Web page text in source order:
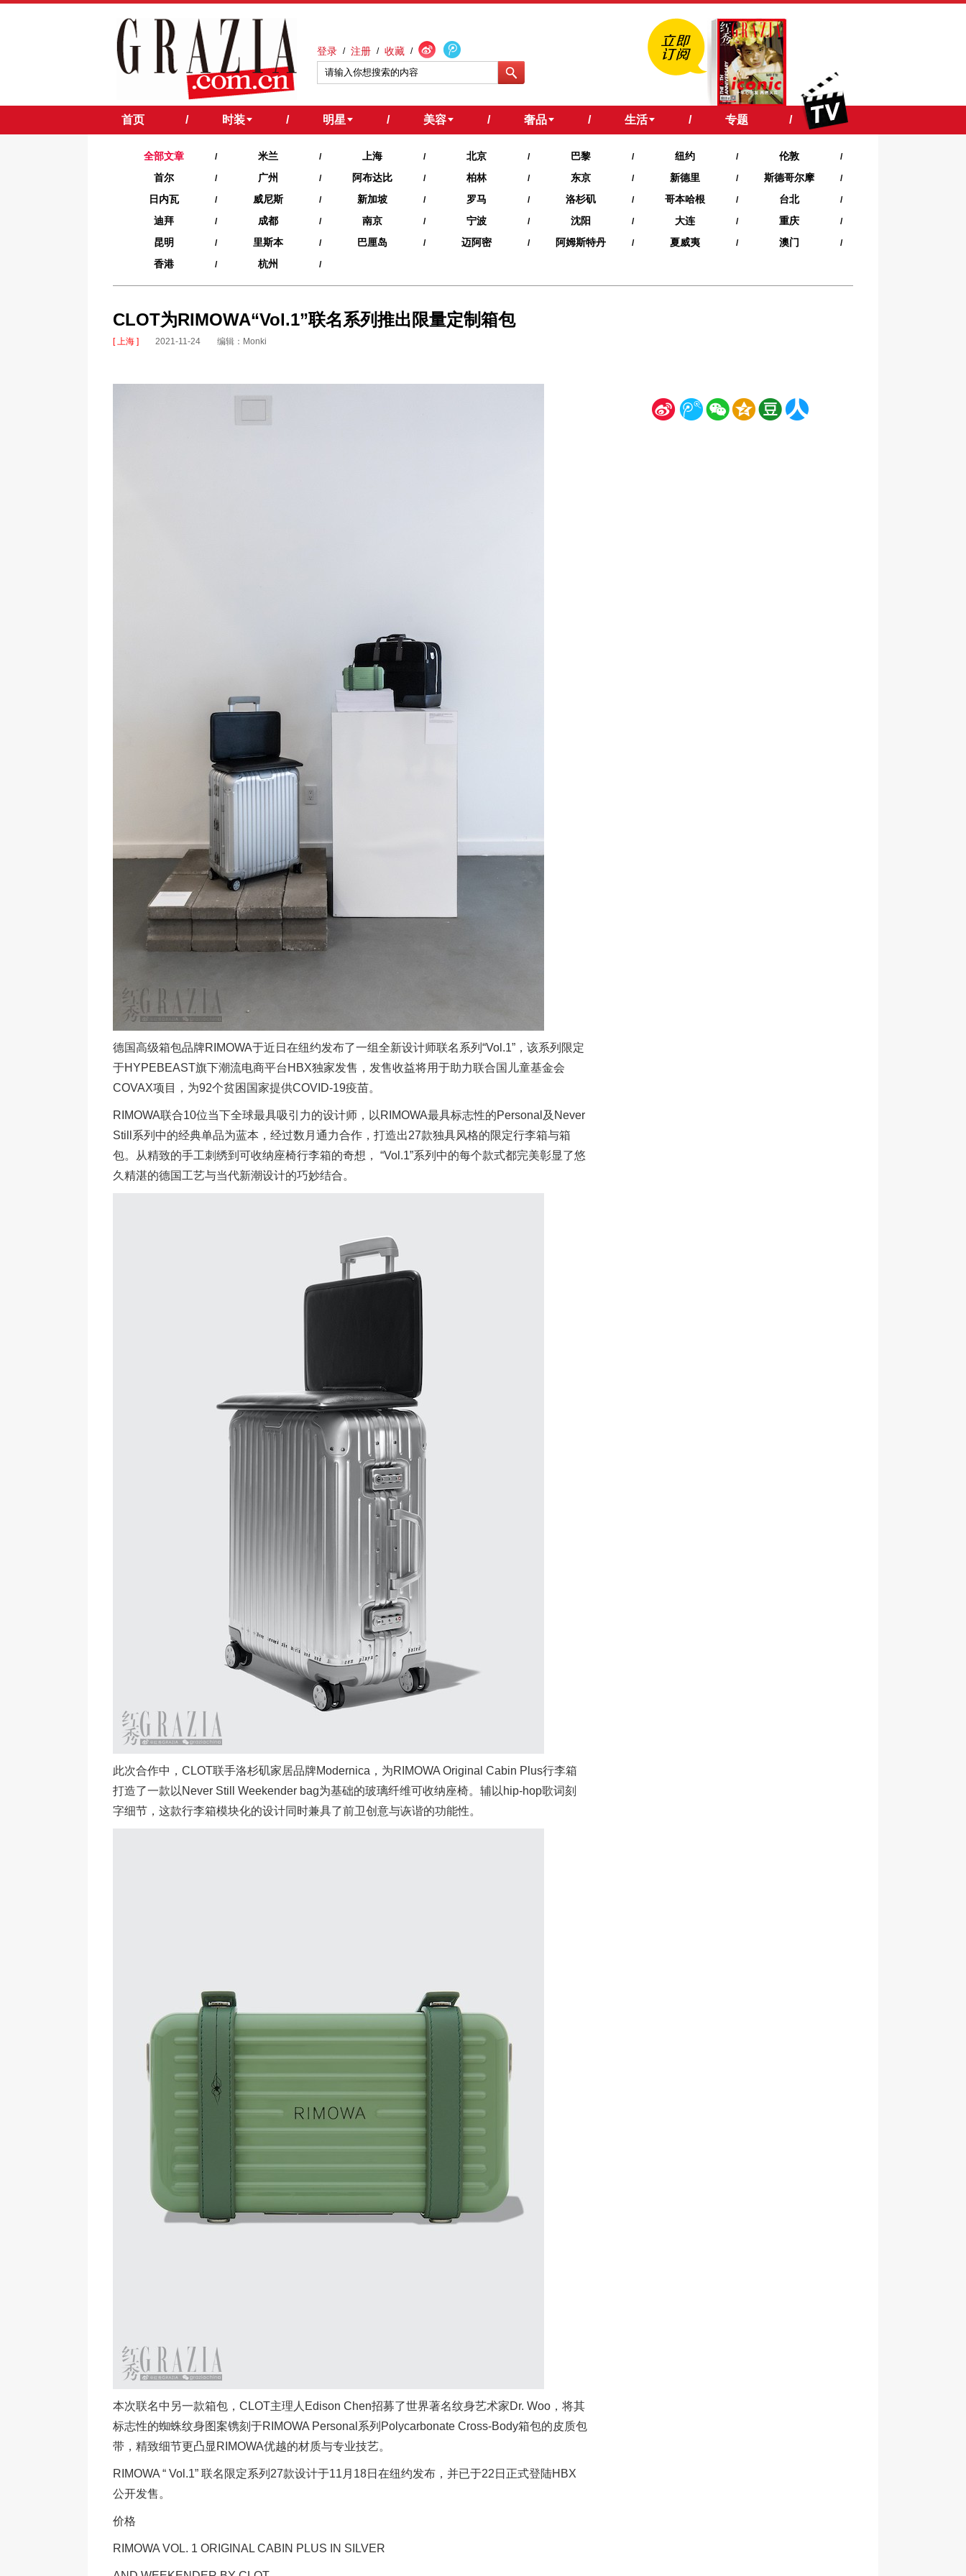
登录 / 注册 / 收藏 /
首页 / 时装 / 明星 / 美容 / 奢品 / 生活 / 专题 /
全部文章 / 米兰 / 上海 / 北京 / 巴黎 / 纽约 / 伦敦 /
首尔 / 广州 / 阿布达比 / 柏林 / 东京 / 新德里 / 斯德哥尔摩 /
日内瓦 / 威尼斯 / 新加坡 / 罗马 / 洛杉矶 / 哥本哈根 / 台北 /
迪拜 / 成都 / 南京 / 宁波 / 沈阳 / 大连 / 重庆 /
昆明 / 里斯本 / 巴厘岛 / 迈阿密 / 阿姆斯特丹 / 夏威夷‍ / 澳门 /
香港 / 杭州 /
CLOT为RIMOWA“Vol.1”联名系列推出限量定制箱包
[ 上海 ] 2021-11-24 编辑：Monki
德国高级箱包品牌RIMOWA于近日在纽约发布了一组全新设计师联名系列“Vol.1”，该系列限定
于HYPEBEAST旗下潮流电商平台HBX独家发售，发售收益将用于助力联合国儿童基金会
COVAX项目，为92个贫困国家提供COVID-19疫苗。
RIMOWA联合10位当下全球最具吸引力的设计师，以RIMOWA最具标志性的Personal及Never
Still系列中的经典单品为蓝本，经过数月通力合作，打造出27款独具风格的限定行李箱与箱
包。从精致的手工刺绣到可收纳座椅行李箱的奇想， “Vol.1”系列中的每个款式都完美彰显了悠
久精湛的德国工艺与当代新潮设计的巧妙结合。
此次合作中，CLOT联手洛杉矶家居品牌Modernica，为RIMOWA Original Cabin Plus行李箱
打造了一款以Never Still Weekender bag为基础的玻璃纤维可收纳座椅。辅以hip-hop歌词刻
字细节，这款行李箱模块化的设计同时兼具了前卫创意与诙谐的功能性。
本次联名中另一款箱包，CLOT主理人Edison Chen招募了世界著名纹身艺术家Dr. Woo，将其
标志性的蜘蛛纹身图案镌刻于RIMOWA Personal系列Polycarbonate Cross-Body箱包的皮质包
带，精致细节更凸显RIMOWA优越的材质与专业技艺。
RIMOWA “ Vol.1” 联名限定系列27款设计于11月18日在纽约发布，并已于22日正式登陆HBX
公开发售。
价格
RIMOWA VOL. 1 ORIGINAL CABIN PLUS IN SILVER
新 腾 微 空 豆